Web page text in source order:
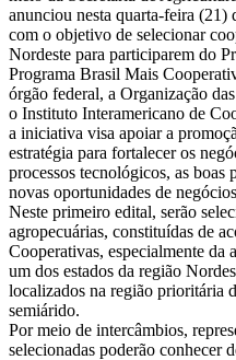
anunciou nesta quarta-feira (21)
com o objetivo de selecionar
Nordeste para participarem do
Programa Brasil Mais
órgão federal, a Organização
o Instituto Interamericano de
a iniciativa visa apoiar a
estratégia para fortalecer os
processos tecnológicos, as boas
novas oportunidades de
Neste primeiro edital, serão
agropecuárias, constituídas de
Cooperativas, especialmente
um dos estados da região
localizados na região prioritária
semiárido.
Por meio de intercâmbios,
selecionadas poderão conhecer